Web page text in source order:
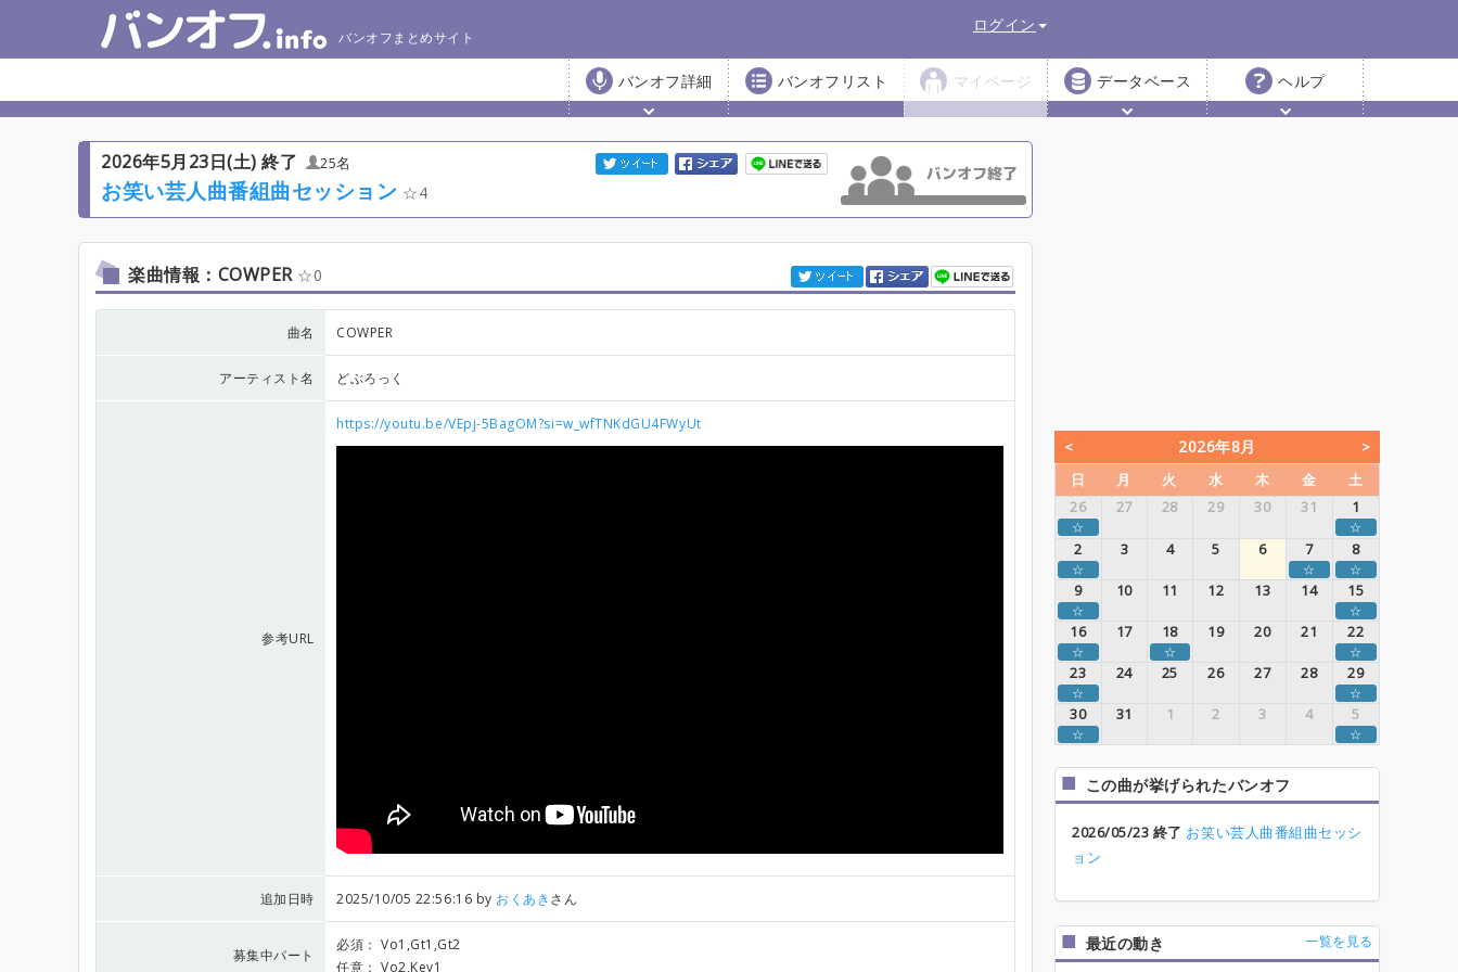
バンオフまとめサイト
ログイン
バンオフ詳細 バンオフリスト マイページ データベース ヘルプ
2026年5月23日(土) 終了 25名
お笑い芸人曲番組曲セッション 4
楽曲情報：COWPER 0
曲名 COWPER
アーティスト名 どぶろっく
参考URL
https://youtu.be/VEpj-5BagOM?si=w_wfTNKdGU4FWyUt
追加日時 2025/10/05 22:56:16 by おくあきさん
募集中パート
必須： Vo1,Gt1,Gt2
任意： Vo2,Key1
2026年8月
日 月 火 水 木 金
土
26
27 28 29 30 31 1
☆ ☆
2 3 4 5 6 7 8
☆ ☆ ☆
9 10 11 12 13 14 15
☆ ☆
16 17 18 19 20 21 22
☆ ☆ ☆
23 24 25 26 27 28 29
☆ ☆
30 31 1 2 3 4 5
☆ ☆
この曲が挙げられたバンオフ
2026/05/23 終了 お笑い芸人曲番組曲セッシ
ョン
最近の動き 一覧を見る